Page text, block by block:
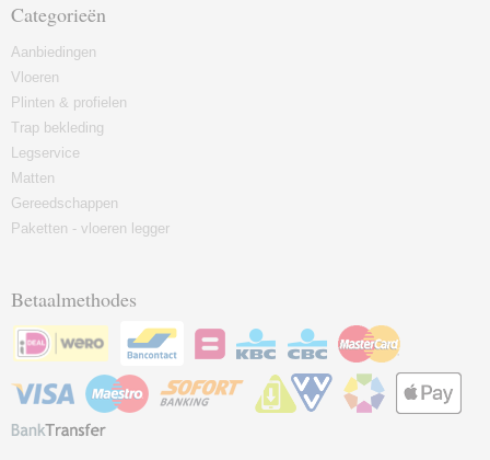
Categorieën
Aanbiedingen
Vloeren
Plinten & profielen
Trap bekleding
Legservice
Matten
Gereedschappen
Paketten - vloeren legger
Betaalmethodes